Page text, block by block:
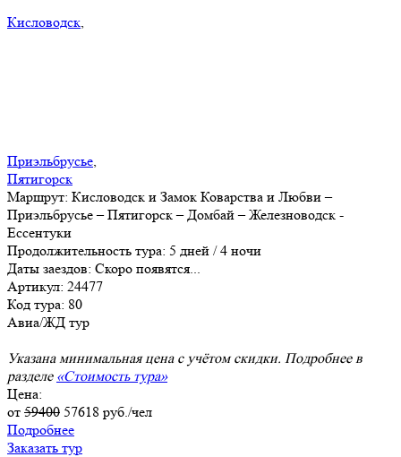
Кисловодск,
Приэльбрусье,
Пятигорск
Маршрут: Кисловодск и Замок Коварства и Любви –
Приэльбрусье – Пятигорск – Домбай – Железноводск -
Ессентуки
Продолжительность тура: 5 дней / 4 ночи
Даты заездов: Скоро появятся...
Артикул: 24477
Код тура: 80
Авиа/ЖД тур
Указана минимальная цена с учётом скидки. Подробнее в
разделе «Стоимость тура»
Цена:
от 59400 57618 руб./чел
Подробнее
Заказать тур